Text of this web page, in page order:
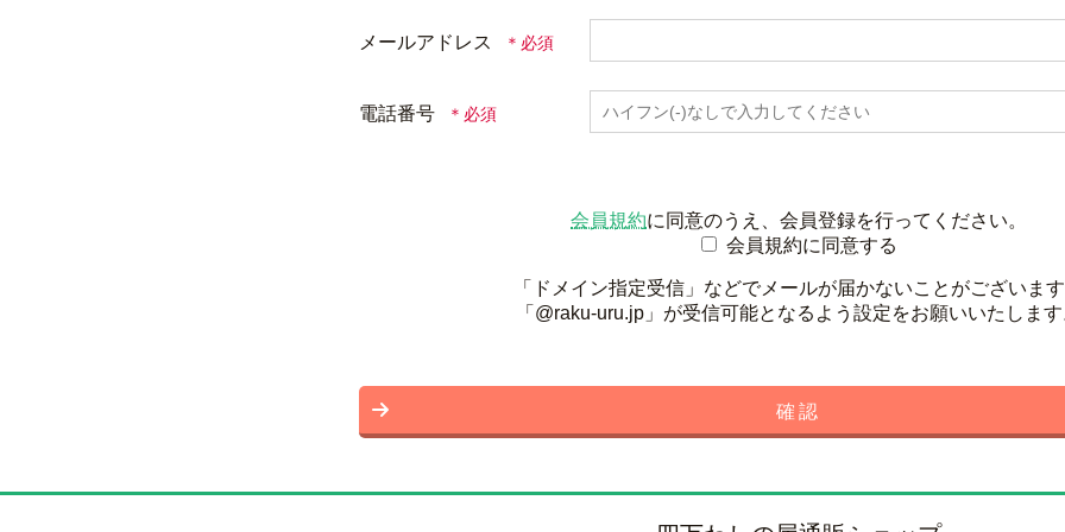
メールアドレス
電話番号
会員規約に同意のうえ、会員登録を行ってください。
会員規約に同意する
「ドメイン指定受信」などでメールが届かないことがございま
「@raku-uru.jp」が受信可能となるよう設定をお願いいたしま
確認